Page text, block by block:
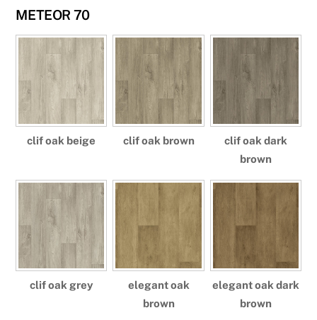
METEOR 70
clif oak beige clif oak brown
clif oak dark
brown
clif oak grey
elegant oak
brown
elegant oak dark
brown